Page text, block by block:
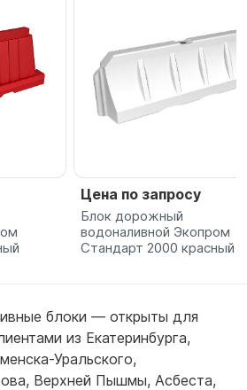
Цена по запросу
Блок дорожный
водоналивной Экопром
Стандарт 2000 красный
блоки — открыты для
из Екатеринбурга,
Уральского,
, Верхней Пышмы, Асбеста,